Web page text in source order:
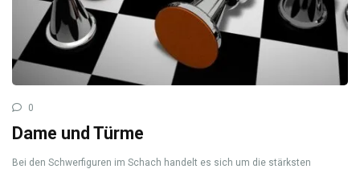
0
Dame und Türme
Bei den Schwerfiguren im Schach handelt es sich um die stärksten